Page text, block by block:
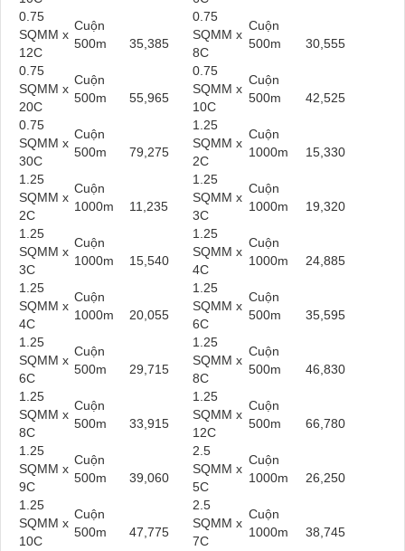
0.75
SQMM x
12C
Cuộn
500m
35,385
0.75
SQMM x
8C
Cuộn
500m
30,555
0.75
SQMM x
20C
Cuộn
500m
55,965
0.75
SQMM x
10C
Cuộn
500m
42,525
0.75
SQMM x
30C
Cuộn
500m
79,275
1.25
SQMM x
2C
Cuộn
1000m
15,330
1.25
SQMM x
2C
Cuộn
1000m
11,235
1.25
SQMM x
3C
Cuộn
1000m
19,320
1.25
SQMM x
3C
Cuộn
1000m
15,540
1.25
SQMM x
4C
Cuộn
1000m
24,885
1.25
SQMM x
4C
Cuộn
1000m
20,055
1.25
SQMM x
6C
Cuộn
500m
35,595
1.25
SQMM x
6C
Cuộn
500m
29,715
1.25
SQMM x
8C
Cuộn
500m
46,830
1.25
SQMM x
8C
Cuộn
500m
33,915
1.25
SQMM x
12C
Cuộn
500m
66,780
1.25
SQMM x
9C
Cuộn
500m
39,060
2.5
SQMM x
5C
Cuộn
1000m
26,250
1.25
SQMM x
10C
Cuộn
500m
47,775
2.5
SQMM x
7C
Cuộn
1000m
38,745